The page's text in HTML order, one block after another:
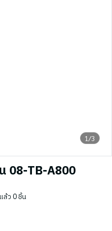
1/3
08-TB-A800
ล้ว 0 ชิ้น